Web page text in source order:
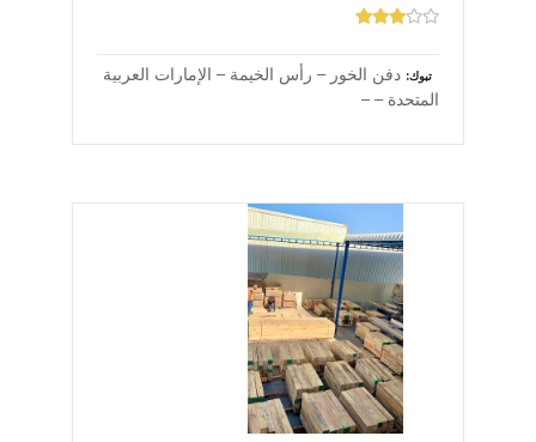
تبوك دفن الخور – رأس الخيمة – الإمارات العربية
المتحدة – –